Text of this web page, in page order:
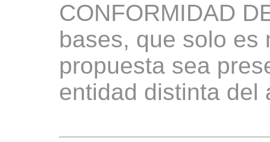
CONFORMIDAD
bases, que solo es
propuesta sea
entidad distinta del